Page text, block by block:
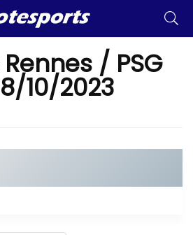
/ PSG
10/2023